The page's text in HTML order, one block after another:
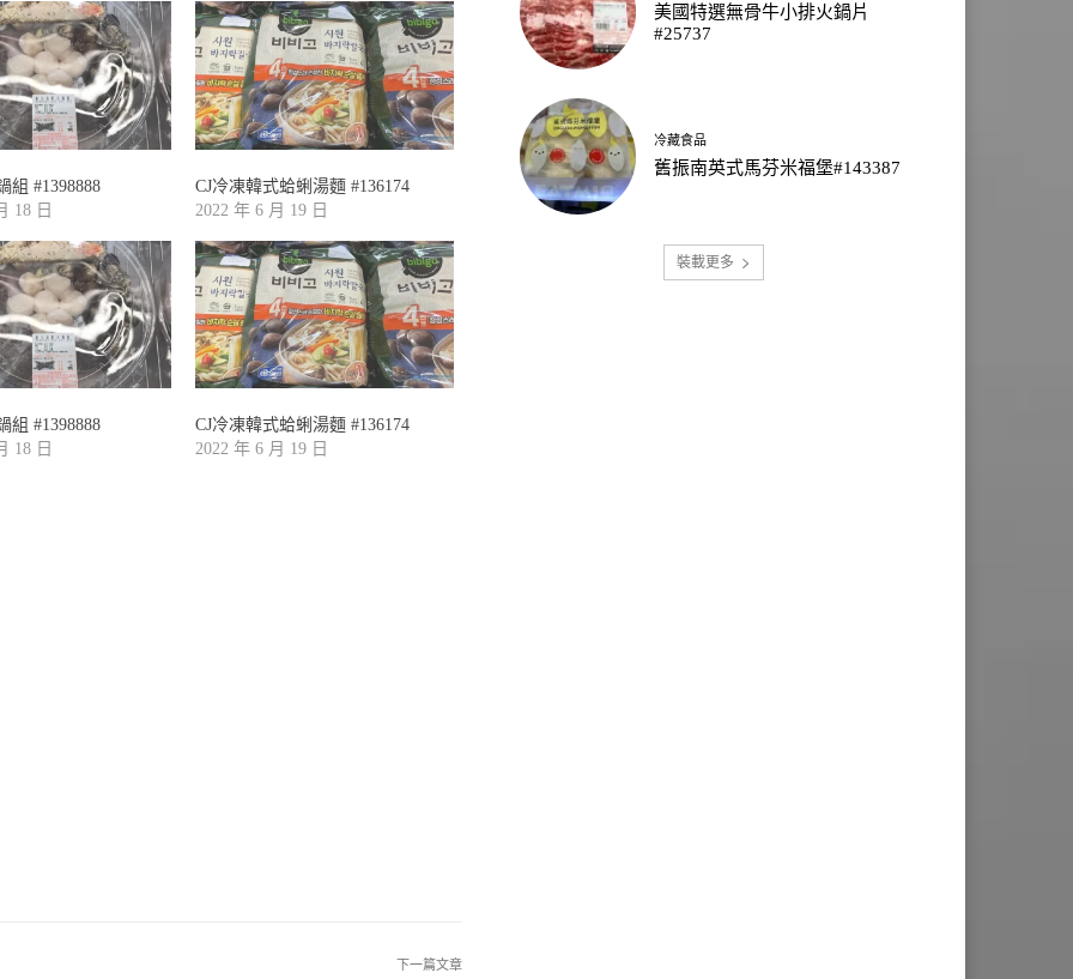
組 #1398888
18 日
CJ冷凍韓式蛤蜊湯麵 #136174
2022 年 6 月 19 日
組 #1398888
18 日
CJ冷凍韓式蛤蜊湯麵 #136174
2022 年 6 月 19 日
下一篇文章
美國特選無骨牛小排火鍋片
#25737
冷藏食品
舊振南英式馬芬米福堡#143387
裝載更多